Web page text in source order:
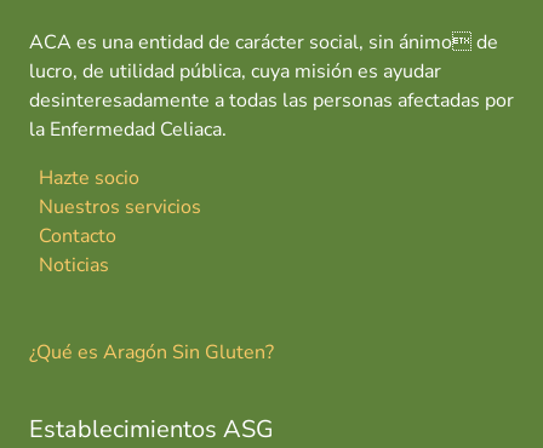
ACA es una entidad de carácter social, sin ánimo de
lucro, de utilidad pública, cuya misión es ayudar
desinteresadamente a todas las personas afectadas por
la Enfermedad Celiaca.
Hazte socio
Nuestros servicios
Contacto
Noticias
¿Qué es Aragón Sin Gluten?
Establecimientos ASG